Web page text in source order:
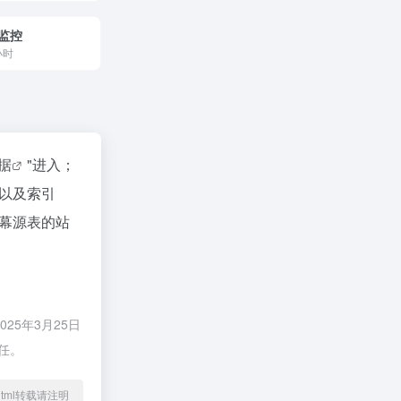
控
时
"进入；
及索引
源表的站
年3月25日
转载请注明